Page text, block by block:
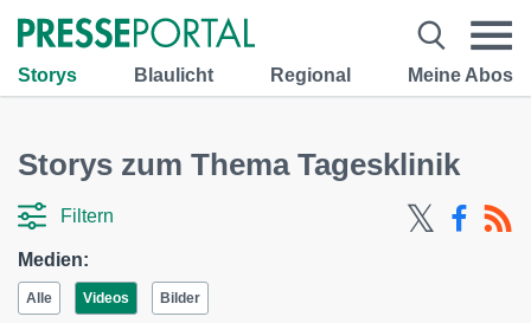
Storys Blaulicht Regional Meine Abos
Storys zum Thema Tagesklinik
Filtern
Medien:
Alle Videos Bilder